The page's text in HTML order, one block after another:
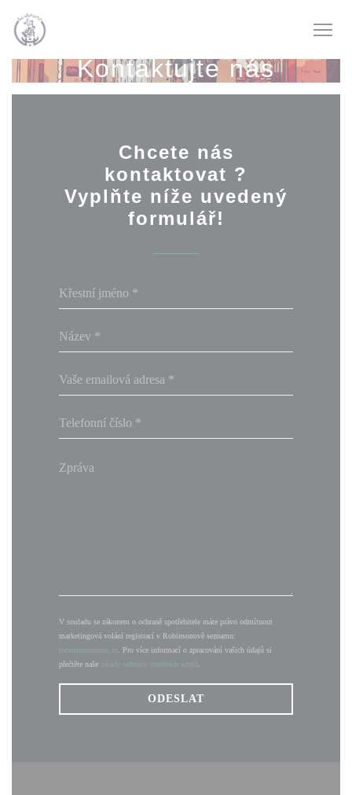
Panel pro správu cookies
Kontaktujte nás
Chcete nás
kontaktovat ?
Vyplňte níže uvedený
formulář!
V souladu se zákonem o ochraně spotřebitele máte právo odmítnout
marketingová volání registrací v Robinsonově seznamu:
robinsonseznam.cz
. Pro více informací o zpracování vašich údajů si
přečtěte naše zásady ochrany osobních údajů